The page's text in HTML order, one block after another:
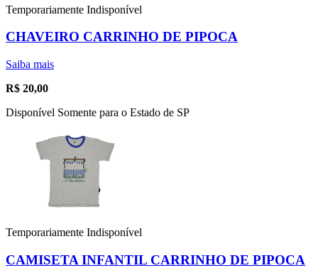
Temporariamente Indisponível
CHAVEIRO CARRINHO DE PIPOCA
Saiba mais
R$ 20,00
Disponível Somente para o Estado de SP
Temporariamente Indisponível
CAMISETA INFANTIL CARRINHO DE PIPOCA